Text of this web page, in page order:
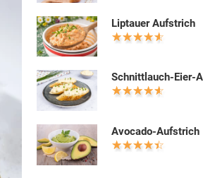
Liptauer Aufstrich
Schnittlauch-Eier-
Avocado-Aufstrich